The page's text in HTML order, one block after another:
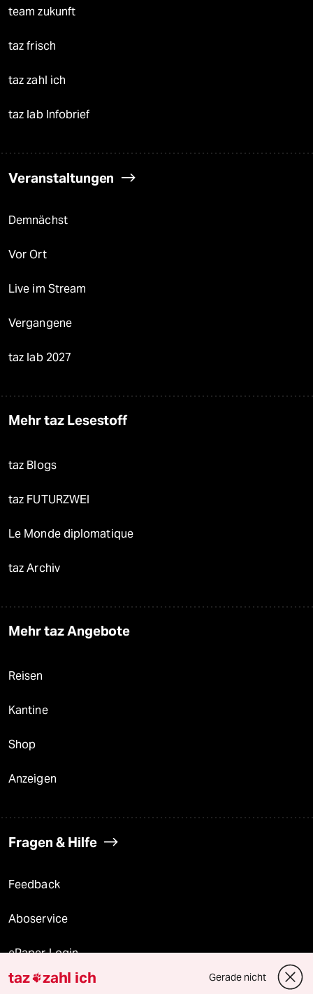
team zukunft
taz frisch
taz zahl ich
taz lab Infobrief
Veranstaltungen
Demnächst
Vor Ort
Live im Stream
Vergangene
taz lab 2027
Mehr taz Lesestoff
taz Blogs
taz FUTURZWEI
Le Monde diplomatique
taz Archiv
Mehr taz Angebote
Reisen
Kantine
Shop
Anzeigen
Fragen & Hilfe
Feedback
Aboservice
ePaper Login
Downloads für Abonnierende
taz zahl ich Gerade nicht